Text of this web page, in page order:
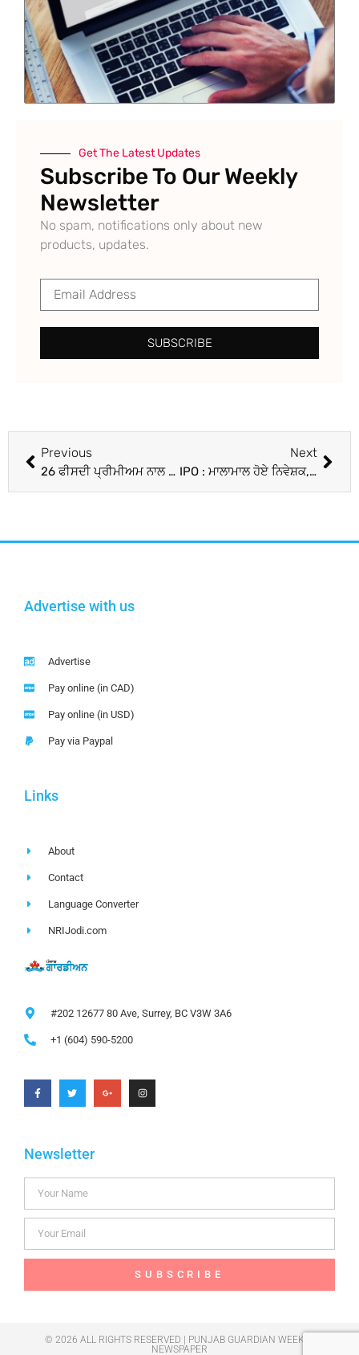
Get The Latest Updates
Subscribe To Our Weekly
Newsletter
No spam, notifications only about new
products, updates.
SUBSCRIBE
Previous
26 ਫੀਸਦੀ ਪ੍ਰੀਮੀਅਮ ਨਾਲ ਸੂਚੀਬੱਧ ਹੋਇਆ India Shelter Finance, ਨਿਵੇਸ਼ਕਾਂ ਨੂੰ ਮਿਲਿਆ ਇੰਨਾ ਫਾਇਦਾ
Next
IPO : ਮਾਲਾਮਾਲ ਹੋਏ ਨਿਵੇਸ਼ਕ, 77% ਪ੍ਰੀਮੀਅਮ ਨਾਲ ਲਿਸਟ ਹੋਏ DOMS ਦੇ ਸ਼ੇਅਰ
Advertise with us
Advertise
Pay online (in CAD)
Pay online (in USD)
Pay via Paypal
Links
About
Contact
Language Converter
NRIJodi.com
#202 12677 80 Ave, Surrey, BC V3W 3A6
+1 (604) 590-5200
Newsletter
SUBSCRIBE
© 2026 ALL RIGHTS RESERVED | PUNJAB GUARDIAN WEEKLY
NEWSPAPER